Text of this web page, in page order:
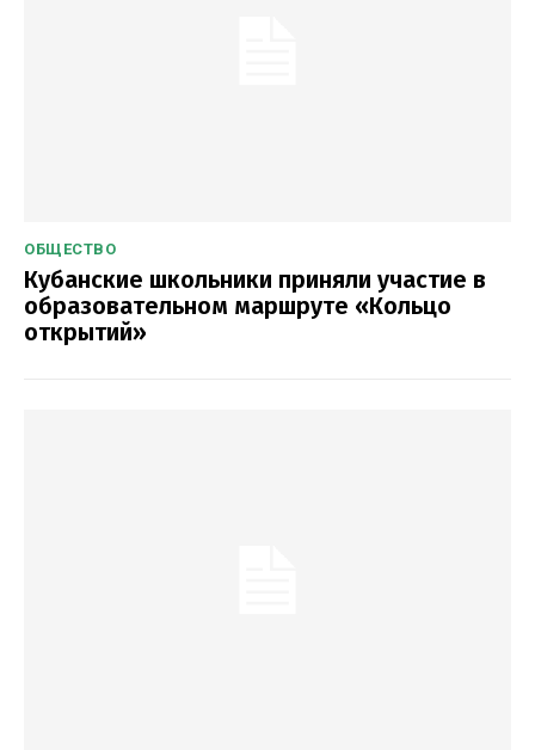
ОБЩЕСТВО
Кубанские школьники приняли участие в
образовательном маршруте «Кольцо
открытий»